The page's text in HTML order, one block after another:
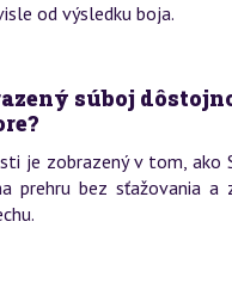
od výsledku boja.
súboj
je zobrazený v tom, ako
prehru bez sťažovania a